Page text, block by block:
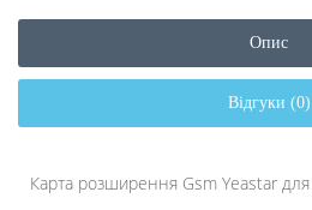
Опис
Відгуки (0)
Карта розширення Gsm Yeastar